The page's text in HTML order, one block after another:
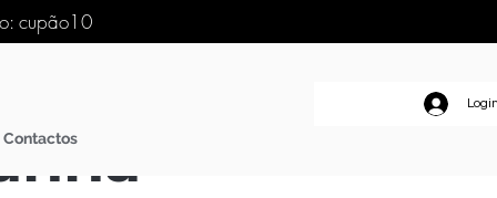
cupão10
Contactos